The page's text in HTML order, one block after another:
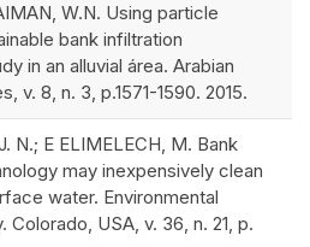
W.N. Using particle
bank infiltration
in an alluvial área. Arabian
v. 8, n. 3, p.1571-1590. 2015.
N.; E ELIMELECH, M. Bank
may inexpensively clean
water. Environmental
USA, v. 36, n. 21, p.